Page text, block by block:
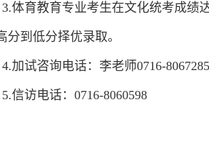
3.体育教育专业考生在文化统考成绩
分到低分择优录取。
4.加试咨询电话：李老师0716-8067285
5.信访电话： 0716-8060598